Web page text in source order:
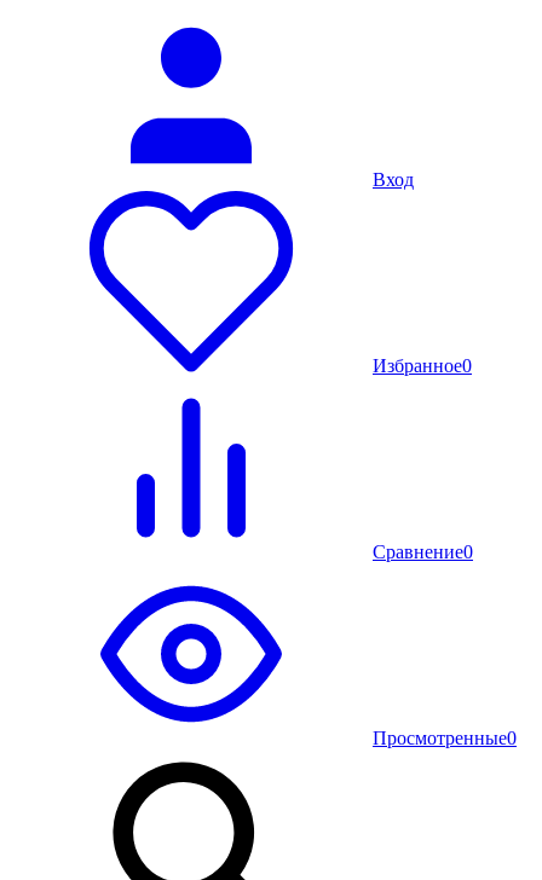
Вход
Избранное0
Сравнение0
Просмотренные0